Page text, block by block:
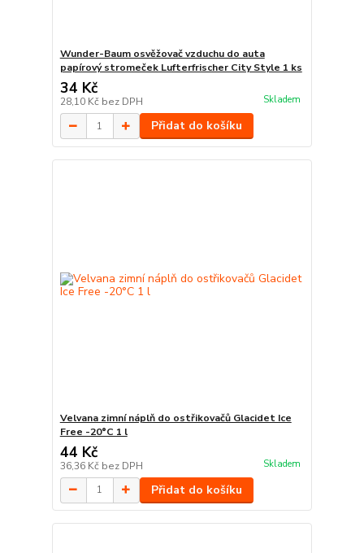
Wunder-Baum osvěžovač vzduchu do auta
papírový stromeček Lufterfrischer City Style 1 ks
34 Kč
28,10 Kč bez DPH Skladem
Přidat do košíku
Velvana zimní náplň do ostřikovačů Glacidet Ice
Free -20°C 1 l
44 Kč
36,36 Kč bez DPH Skladem
Přidat do košíku